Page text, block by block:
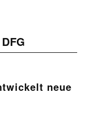
DFG
neue